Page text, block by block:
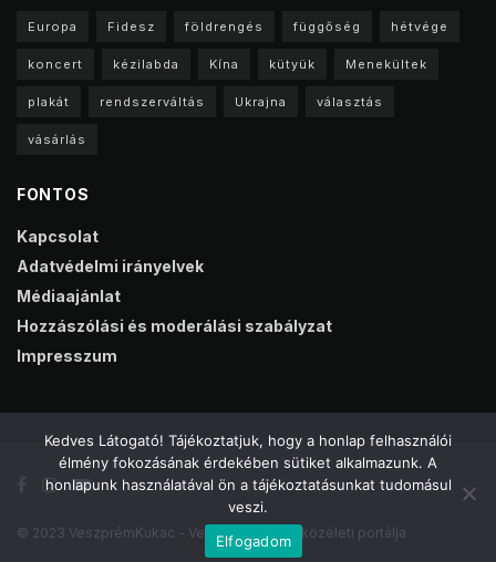
Europa Fidesz földrengés függőség hétvége
koncert kézilabda Kína kütyük Menekültek
plakát rendszerváltás Ukrajna választás
vásárlás
FONTOS
Kapcsolat
Adatvédelmi irányelvek
Médiaajánlat
Hozzászólási és moderálási szabályzat
Impresszum
© 2023 VeszprémKukac - Veszprém online közéleti portálja
Kedves Látogató! Tájékoztatjuk, hogy a honlap felhasználói
élmény fokozásának érdekében sütiket alkalmazunk. A
honlapunk használatával ön a tájékoztatásunkat tudomásul
veszi.
Elfogadom